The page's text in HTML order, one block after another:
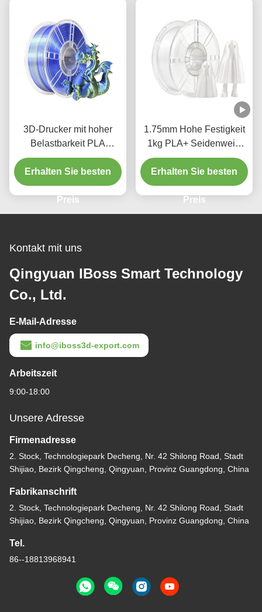
3D-Drucker mit hoher
Belastbarkeit PLA
Filament Seide
Doppelfarbe Blau Gold
1,75mm 3D-Druck
Erhalten Sie besten
Preis
1.75mm Hohe Festigkeit
1kg PLA+ Seidenweiß
3D-Drucker Filament mit
individueller Anforderung
Erhalten Sie besten
Preis
Kontakt mit uns
Qingyuan IBoss Smart Technology
Co., Ltd.
E-Mail-Adresse
info@iboss3d-export.com
Arbeitszeit
9:00-18:00
Unsere Adresse
Firmenadresse
2. Stock, Technologiepark Decheng, Nr. 42 Shilong Road, Stadt
Shijiao, Bezirk Qingcheng, Qingyuan, Provinz Guangdong, China
Fabrikanschrift
2. Stock, Technologiepark Decheng, Nr. 42 Shilong Road, Stadt
Shijiao, Bezirk Qingcheng, Qingyuan, Provinz Guangdong, China
Tel.
86--18813968941